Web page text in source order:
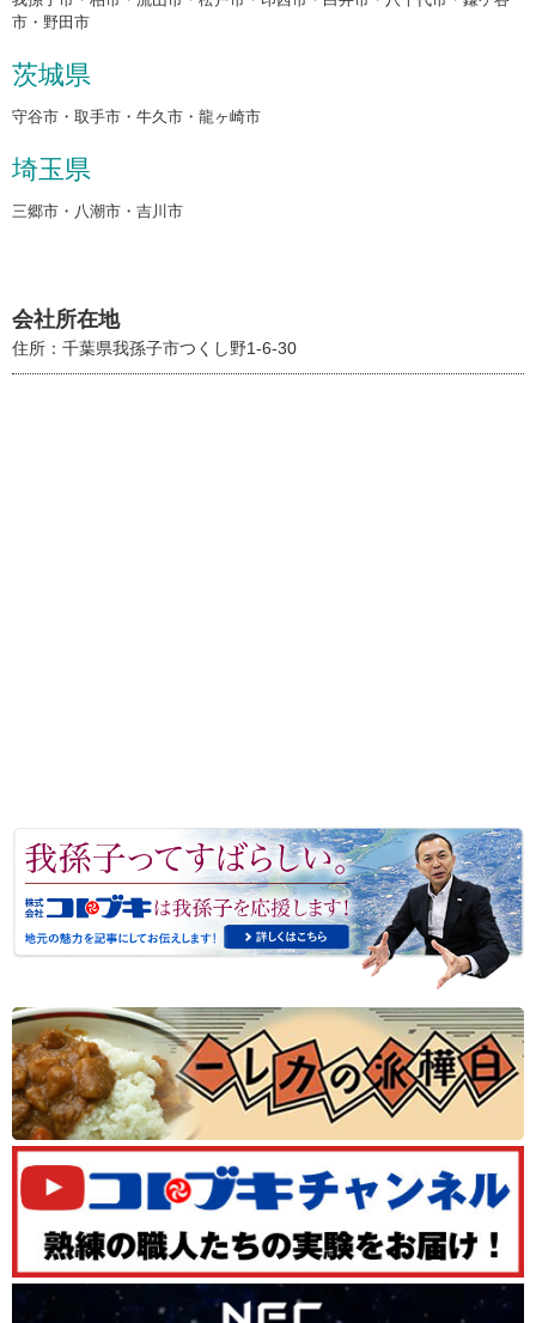
市・野田市
茨城県
守谷市・取手市・牛久市・龍ヶ崎市
埼玉県
三郷市・八潮市・吉川市
会社所在地
住所：千葉県我孫子市つくし野1-6-30